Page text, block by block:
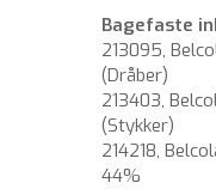
Bagefaste
213095,
(Dråber)
213403,
(Stykker)
214218,
44%